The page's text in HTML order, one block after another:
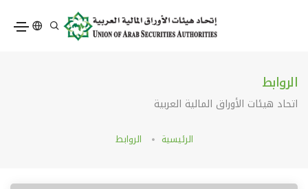
الروابط
اتحاد هيئات الأوراق المالية العربية
الرئيسية الروابط